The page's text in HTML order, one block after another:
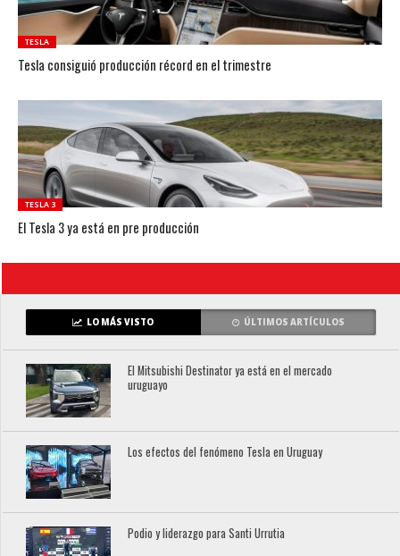
TESLA
Tesla consiguió producción récord en el trimestre
TESLA 3
El Tesla 3 ya está en pre producción
El Mitsubishi Destinator ya está en el mercado
uruguayo